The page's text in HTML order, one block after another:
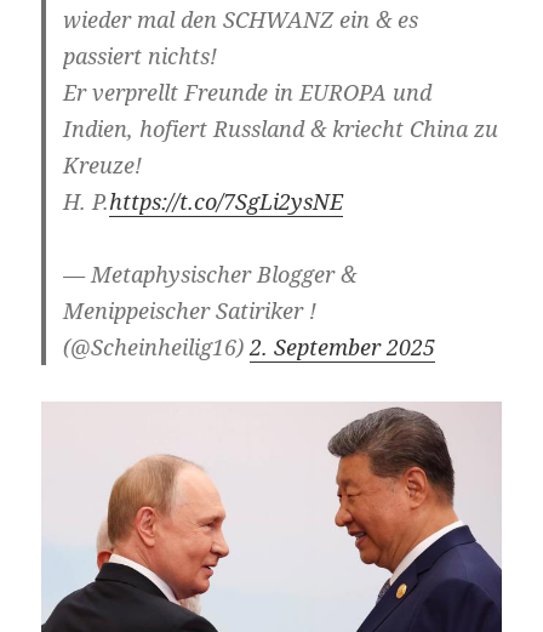
wieder mal den SCHWANZ ein & es
passiert nichts!
Er verprellt Freunde in EUROPA und
Indien, hofiert Russland & kriecht China zu
Kreuze!
H. P.https://t.co/7SgLi2ysNE
— Metaphysischer Blogger &
Menippeischer Satiriker !
(@Scheinheilig16)2. September 2025